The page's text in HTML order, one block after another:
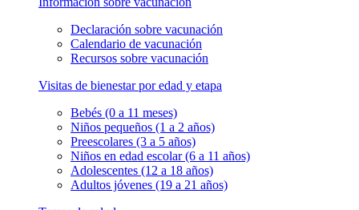
Declaración sobre vacunación
Calendario de vacunación
Recursos sobre vacunación
Visitas de bienestar por edad y etapa
Bebés (0 a 11 meses)
Niños pequeños (1 a 2 años)
Preescolares (3 a 5 años)
Niños en edad escolar (6 a 11 años)
Adolescentes (12 a 18 años)
Adultos jóvenes (19 a 21 años)